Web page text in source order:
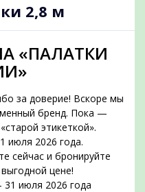
2,8 м
«ПАЛАТКИ
за доверие! Вскоре мы
бренд. Пока —
этикеткой».
июля 2026 года.
сейчас и бронируйте
цене!
июля 2026 года